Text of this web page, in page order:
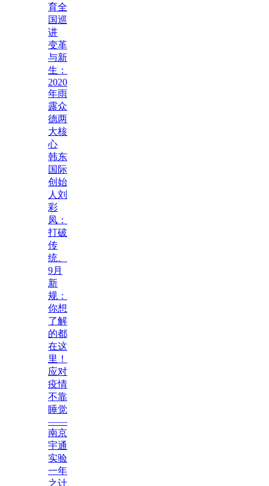
育全
国巡
讲
变革
与新
生：
2020
年雨
露众
德两
大核
心
韩东
国际
创始
人刘
彩
凤：
打破
传
统、
9月
新
规：
你想
了解
的都
在这
里！
应对
疫情
不靠
睡觉
——
南京
宇通
实验
一年
之计